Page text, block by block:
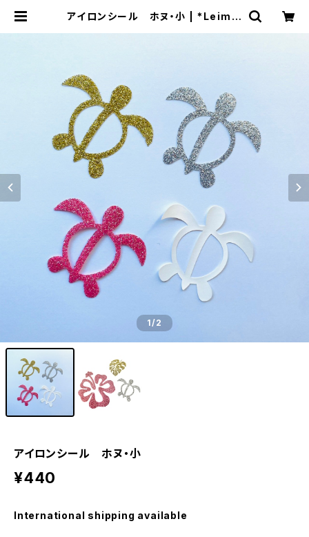
アイロンシール ホヌ・小 | *Leimai
1/2
アイロンシール ホヌ・小
¥440
International shipping available